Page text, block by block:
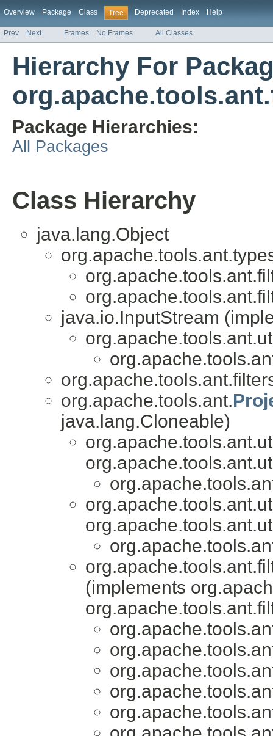
Overview Package Class Tree Deprecated Index Help
Prev Next Frames No Frames All Classes
Hierarchy For
Package Hierarchies:
All Packages
Class Hierarchy
java.lang.Object
java.io.InputStream
org.apache.tools.ant.
java.lang.Cloneable)
(implements